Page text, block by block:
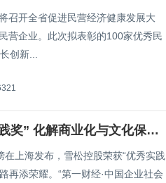
召开全省促进民营经济健康发展大
营企业。此次拟表彰的100家优秀民
创新...
雪松控股荣获企业社会责任“优秀实践奖” 化解商业化与文化保护不平衡难题
上海发布，雪松控股荣获“优秀实践
再添荣耀。“第一财经·中国企业社会